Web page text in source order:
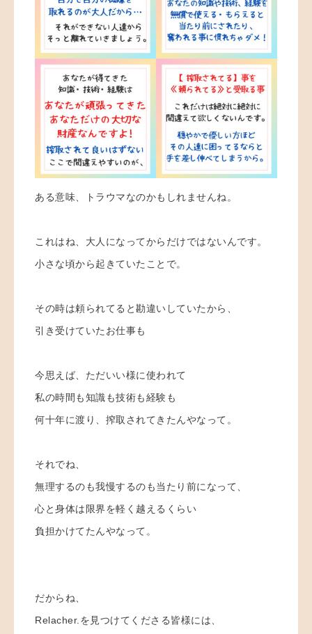
ある意味、トラウマなのかもしれませんね。
これはね、大人になってからだけではないんです。
小さな頃から起きていたことで。
その時は頼られてると勘違いしていたから、
引き受けていたお仕事も
今思えば、ただいい様に使われて
私の時間も知識も技術も経験も
何十年に渡り、搾取されてきたんやなって。
それでね、
無理するのも我慢するのも当たり前になって、
心と身体は限界を軽く越えるくらい
負担かけてたんやなって。
だからね、
Relacher.を見つけてくださる皆様には、